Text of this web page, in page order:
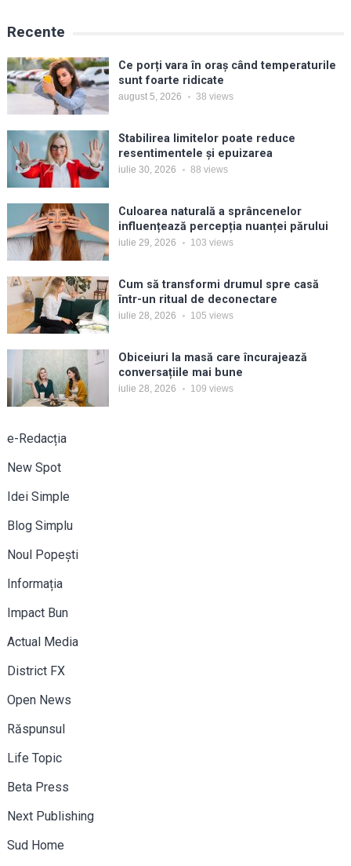
Recente
Ce porți vara în oraș când temperaturile
sunt foarte ridicate
august 5, 2026 38 views
Stabilirea limitelor poate reduce
resentimentele și epuizarea
iulie 30, 2026 88 views
Culoarea naturală a sprâncenelor
influențează percepția nuanței părului
iulie 29, 2026 103 views
Cum să transformi drumul spre casă
într-un ritual de deconectare
iulie 28, 2026 105 views
Obiceiuri la masă care încurajează
conversațiile mai bune
iulie 28, 2026 109 views
e-Redacția
New Spot
Idei Simple
Blog Simplu
Noul Popești
Informația
Impact Bun
Actual Media
District FX
Open News
Răspunsul
Life Topic
Beta Press
Next Publishing
Sud Home